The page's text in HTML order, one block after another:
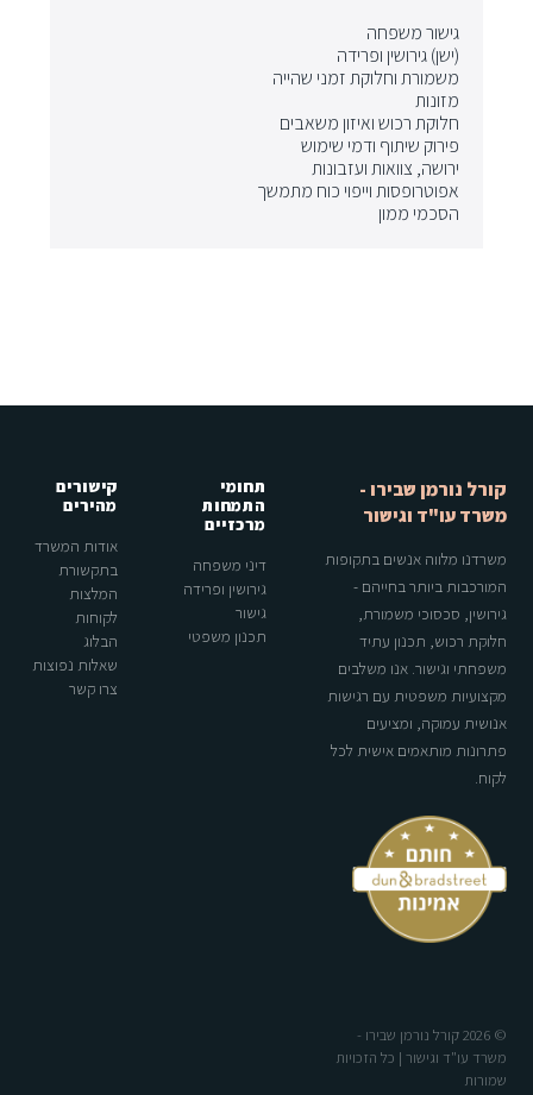
גישור משפחה
(ישן) גירושין ופרידה
משמורת וחלוקת זמני שהייה
מזונות
חלוקת רכוש ואיזון משאבים
פירוק שיתוף ודמי שימוש
ירושה, צוואות ועזבונות
אפוטרופסות וייפוי כוח מתמשך
הסכמי ממון
קורל נורמן שבירו -
משרד עו"ד וגישור
משרדנו מלווה אנשים בתקופות
המורכבות ביותר בחייהם -
גירושין, סכסוכי משמורת,
חלוקת רכוש, תכנון עתיד
משפחתי וגישור. אנו משלבים
מקצועיות משפטית עם רגישות
אנושית עמוקה, ומציעים
פתרונות מותאמים אישית לכל
לקוח.
תחומי
התמחות
מרכזיים
דיני משפחה
גירושין ופרידה
גישור
תכנון משפטי
קישורים
מהירים
אודות המשרד
בתקשורת
המלצות
לקוחות
הבלוג
שאלות נפוצות
צרו קשר
© 2026 קורל נורמן שבירו -
משרד עו"ד וגישור | כל הזכויות
שמורות